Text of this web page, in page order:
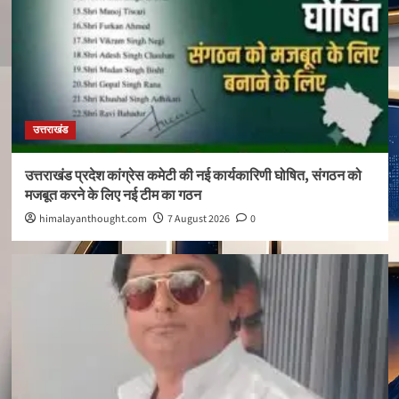
उत्तराखंड
उत्तराखंड प्रदेश कांग्रेस कमेटी की नई कार्यकारिणी घोषित, संगठन को
मजबूत करने के लिए नई टीम का गठन
himalayanthought.com 7 August 2026 0